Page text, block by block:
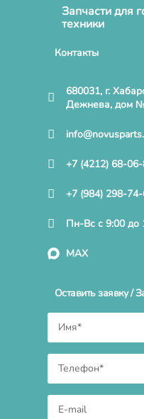
Запчасти для
техники
Контакты
680031, г.
Дежнева, дом
+7 (4212) 68-
+7 (984) 298-
Пн-Вс с 9:00 до
MAX
Оставить заявку /